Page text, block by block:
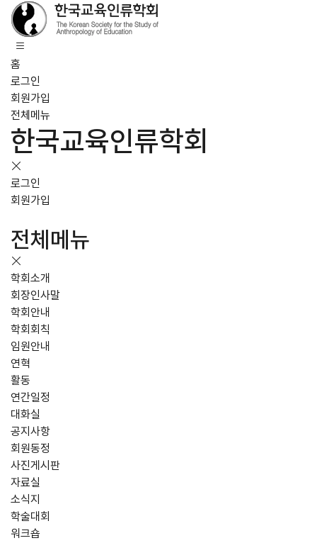
홈
로그인
회원가입
전체메뉴
한국교육인류학회
로그인
회원가입
전체메뉴
학회소개
회장인사말
학회안내
학회회칙
임원안내
연혁
활동
연간일정
대화실
공지사항
회원동정
사진게시판
자료실
소식지
학술대회
워크숍